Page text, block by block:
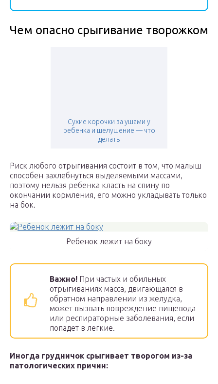
Чем опасно срыгивание творожком
Сухие корочки за ушами у
ребенка и шелушение — что
делать
Риск любого отрыгивания состоит в том, что малыш
способен захлебнуться выделяемыми массами,
поэтому нельзя ребенка класть на спину по
окончании кормления, его можно укладывать только
на бок.
Ребенок лежит на боку
Важно! При частых и обильных
отрыгиваниях масса, двигающаяся в
обратном направлении из желудка,
может вызвать повреждение пищевода
или респираторные заболевания, если
попадет в легкие.
Иногда грудничок срыгивает творогом из-за
патологических причин: